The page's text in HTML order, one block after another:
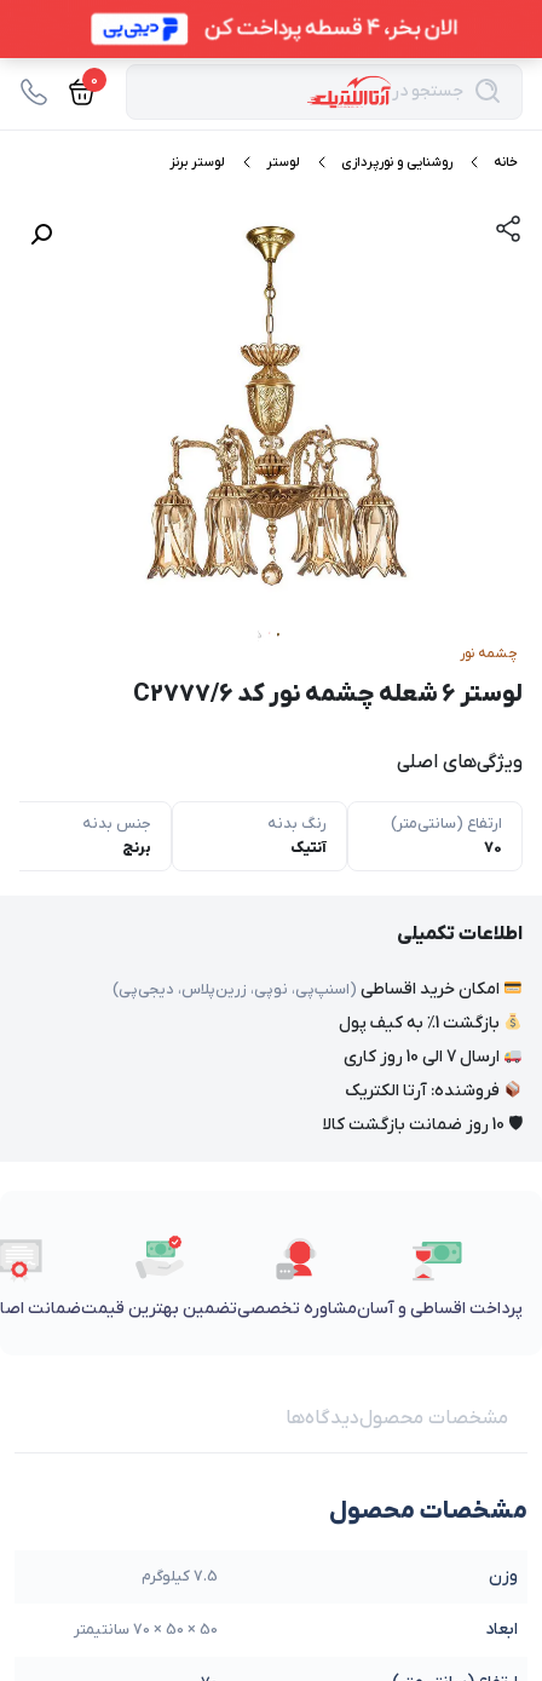
جستجو در 0
خانه روشنایی و نورپردازی لوستر لوستر برنز
چشمه نور
لوستر ۶ شعله چشمه نور کد C2777/6
ویژگی‌های اصلی
ارتفاع (سانتی‌متر)
70
رنگ بدنه
آنتیک
جنس بدنه
برنج
اطلاعات تکمیلی
امکان خرید اقساطی (اسنپ‌پی، نوپی، زرین‌پلاس، دیجی‌پی)
بازگشت 1٪ به کیف پول
ارسال 7 الی 10 روز کاری
فروشنده: آرتا الکتریک
🛡 10 روز ضمانت بازگشت کالا
پرداخت اقساطی و آسانمشاوره تخصصیتضمین بهترین قیمتضمانت
مشخصات محصولدیدگاه‌ها
مشخصات محصول
وزن 7.5 کیلوگرم
ابعاد 50 × 50 × 70 سانتیمتر